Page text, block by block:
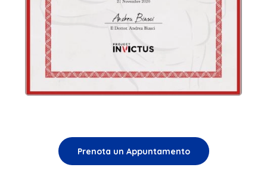
Prenota un Appuntamento